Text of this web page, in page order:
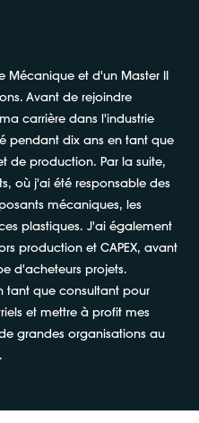
Mécanique et d'un Master II
Avant de rejoindre
carrière dans l'industrie
pendant dix ans en tant que
de production. Par la suite,
où j'ai été responsable des
mécaniques, les
plastiques. J'ai également
production et CAPEX, avant
d'acheteurs projets.
tant que consultant pour
et mettre à profit mes
grandes organisations au